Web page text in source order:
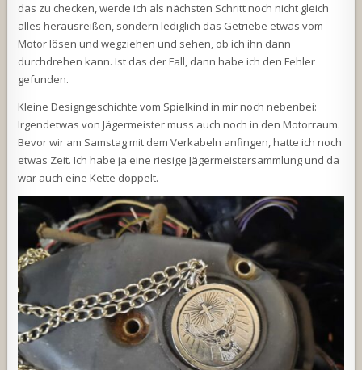
das zu checken, werde ich als nächsten Schritt noch nicht gleich
alles herausreißen, sondern lediglich das Getriebe etwas vom
Motor lösen und wegziehen und sehen, ob ich ihn dann
durchdrehen kann. Ist das der Fall, dann habe ich den Fehler
gefunden.
Kleine Designgeschichte vom Spielkind in mir noch nebenbei:
Irgendetwas von Jägermeister muss auch noch in den Motorraum.
Bevor wir am Samstag mit dem Verkabeln anfingen, hatte ich noch
etwas Zeit. Ich habe ja eine riesige Jägermeistersammlung und da
war auch eine Kette doppelt.